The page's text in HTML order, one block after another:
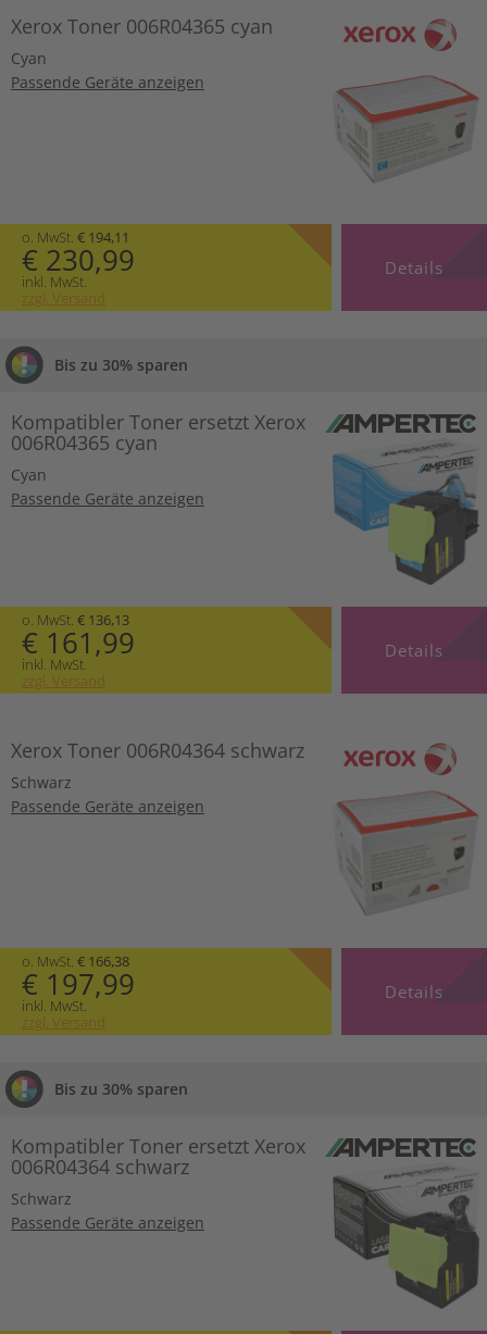
Xerox Toner 006R04365 cyan
Cyan
Passende Geräte anzeigen
o. MwSt. € 194,11
€ 230,99
inkl. MwSt.
zzgl. Versand
Details
Bis zu 30% sparen
Kompatibler Toner ersetzt Xerox
006R04365 cyan
Cyan
Passende Geräte anzeigen
o. MwSt. € 136,13
€ 161,99
inkl. MwSt.
zzgl. Versand
Details
Xerox Toner 006R04364 schwarz
Schwarz
Passende Geräte anzeigen
o. MwSt. € 166,38
€ 197,99
inkl. MwSt.
zzgl. Versand
Details
Bis zu 30% sparen
Kompatibler Toner ersetzt Xerox
006R04364 schwarz
Schwarz
Passende Geräte anzeigen